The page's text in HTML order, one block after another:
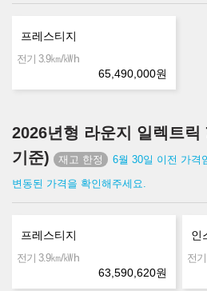
프레스티지
전기 3.9㎞/㎾h
65,490,000원
2026년형 라운지 일렉트
기준)
6월 30일 이전 가격
변동된 가격을 확인해주세요.
프레스티지
전기 3.9㎞/㎾h
63,590,620원
인
전